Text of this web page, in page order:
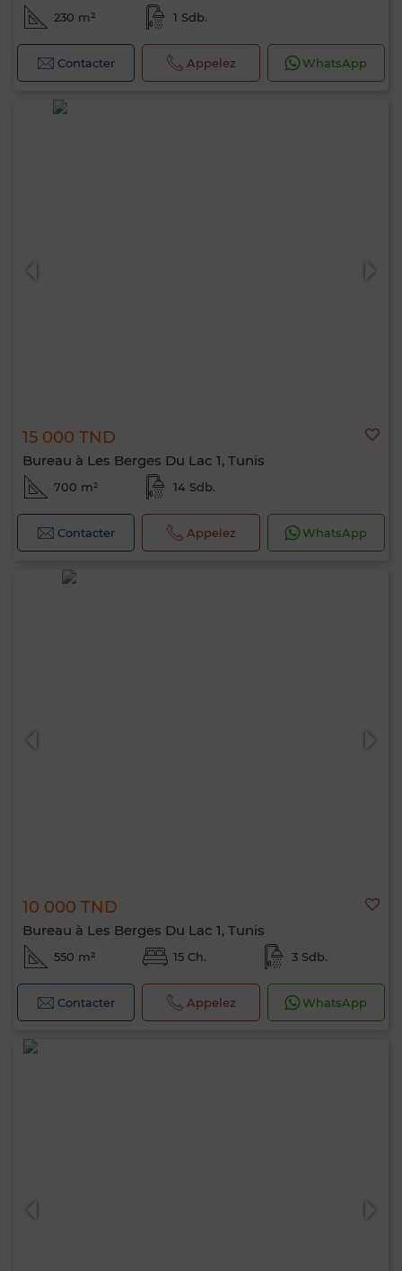
230 m² 1 Sdb.
Contacter Appelez WhatsApp
15 000 TND
Bureau à Les Berges Du Lac 1, Tunis
700 m² 14 Sdb.
Contacter Appelez WhatsApp
10 000 TND
Bureau à Les Berges Du Lac 1, Tunis
550 m² 15 Ch. 3 Sdb.
Contacter Appelez WhatsApp